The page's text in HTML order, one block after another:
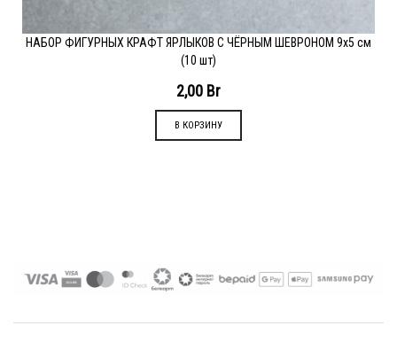
НАБОР ФИГУРНЫХ КРАФТ ЯРЛЫКОВ С ЧЁРНЫМ ШЕВРОНОМ 9х5 см
(10 шт)
2,00 Br
В КОРЗИНУ